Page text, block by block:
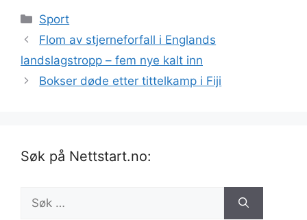
Kategorier
Sport
Flom av stjerneforfall i Englands
landslagstropp – fem nye kalt inn
Bokser døde etter tittelkamp i Fiji
Søk på Nettstart.no:
etter: